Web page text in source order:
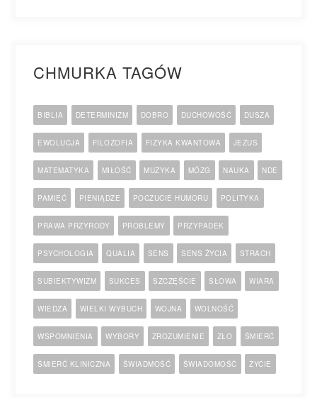
CHMURKA TAGÓW
BIBLIA DETERMINIZM DOBRO DUCHOWOŚĆ DUSZA
EWOLUCJA FILOZOFIA FIZYKA KWANTOWA JEZUS
MATEMATYKA MIŁOŚĆ MUZYKA MÓZG NAUKA NDE
PAMIĘĆ PIENIĄDZE POCZUCIE HUMORU POLITYKA
PRAWA PRZYRODY PROBLEMY PRZYPADEK
PSYCHOLOGIA QUALIA SENS SENS ŻYCIA STRACH
SUBIEKTYWIZM SUKCES SZCZĘŚCIE SŁOWA WIARA
WIEDZA WIELKI WYBUCH WOJNA WOLNOŚĆ
WSPOMNIENIA WYBORY ZROZUMIENIE ZŁO ŚMIERĆ
ŚMIERĆ KLINICZNA ŚWIADMOŚĆ ŚWIADOMOŚĆ ŻYCIE